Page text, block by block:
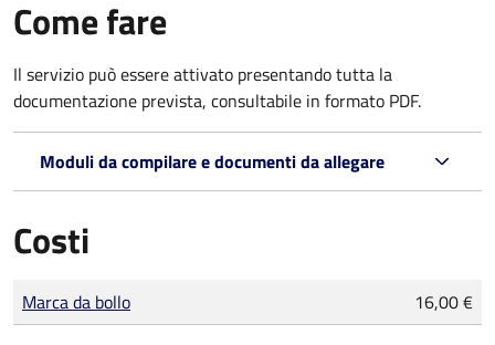
Come fare
Il servizio può essere attivato presentando tutta la
documentazione prevista, consultabile in formato PDF.
Moduli da compilare e documenti da allegare
Costi
Tipo di pagamento
Importo
Marca da bollo 16,00 €